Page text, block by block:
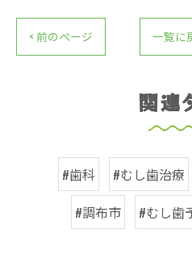
< 前のページ 一覧に
関連
#歯科 #むし歯治療
#調布市
#むし歯